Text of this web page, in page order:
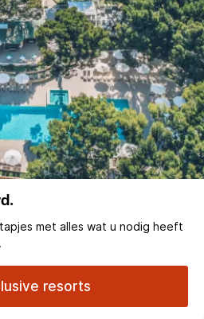
met alles wat u nodig heeft
resorts